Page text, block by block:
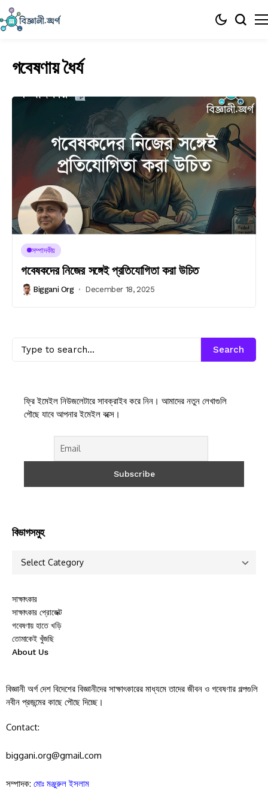
গবেষণায় ধৈর্য
সম্পাদকীয়
গবেষকদের নিজের সঙ্গেই প্রতিযোগিতা করা উচিত
Biggani Org December 18, 2025
Search
ফ্রি ইমেইল নিউজলেটারে সাবক্রাইব করে নিন। আমাদের নতুন লেখাগুলি
পৌছে যাবে আপনার ইমেইল বক্সে।
বিভাগসমুহ
সাক্ষাৎকার
সাক্ষাৎকার প্রোজেক্ট
গবেষণায় হাতে খড়ি
তোমাকেই খুঁজছি
About Us
বিজ্ঞানী অর্গ দেশ বিদেশের বিজ্ঞানীদের সাক্ষাৎকারের মাধ্যমে তাদের জীবন ও গবেষণার গল্পগুলি
নবীন প্রজন্মের কাছে পৌছে দিচ্ছে।
Contact:
biggani.org@gmail.com
সম্পাদক: মোঃ মঞ্জুরুল ইসলাম